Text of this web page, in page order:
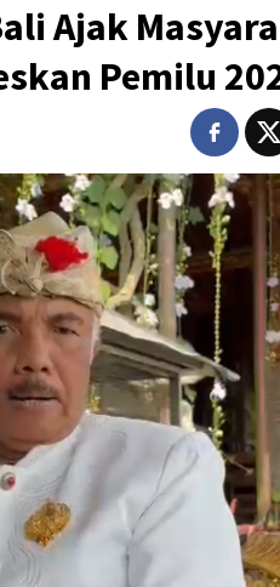
Ajak
Pemilu